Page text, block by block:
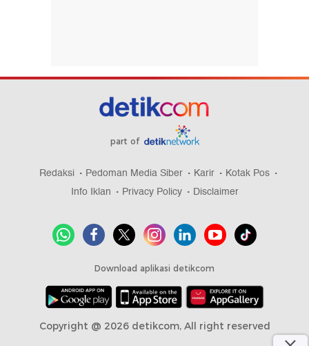
part of
Redaksi Pedoman Media Siber Karir
Kotak Pos
Info Iklan
Privacy Policy Disclaimer
Download aplikasi detikcom
Copyright @ 2026 detikcom, All right reserved